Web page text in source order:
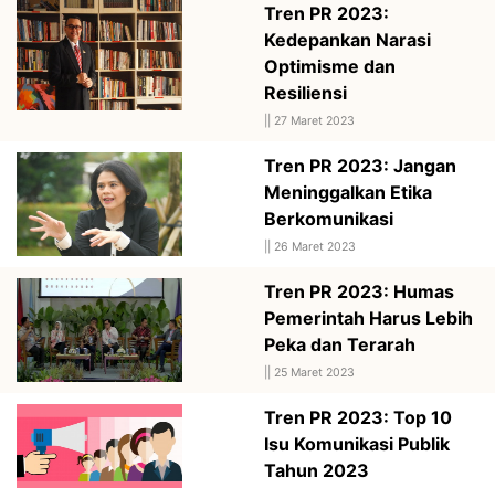
Tren PR 2023:
Kedepankan Narasi
Optimisme dan
Resiliensi
27 Maret 2023
Tren PR 2023: Jangan
Meninggalkan Etika
Berkomunikasi
26 Maret 2023
Tren PR 2023: Humas
Pemerintah Harus Lebih
Peka dan Terarah
25 Maret 2023
Tren PR 2023: Top 10
Isu Komunikasi Publik
Tahun 2023